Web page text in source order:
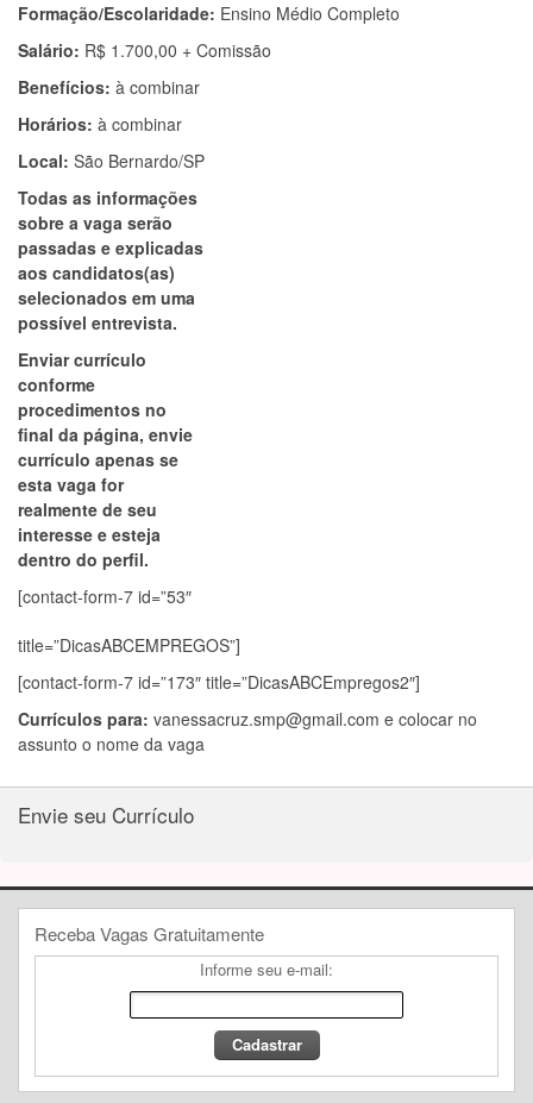
Formação/Escolaridade: Ensino Médio Completo
Salário: R$ 1.700,00 + Comissão
Benefícios: à combinar
Horários: à combinar
Local: São Bernardo/SP
Todas as informações
sobre a vaga serão
passadas e explicadas
aos candidatos(as)
selecionados em uma
possível entrevista.
Enviar currículo
conforme
procedimentos no
final da página, envie
currículo apenas se
esta vaga for
realmente de seu
interesse e esteja
dentro do perfil.
[contact-form-7 id=”53″
title=”DicasABCEMPREGOS”]
[contact-form-7 id=”173″ title=”DicasABCEmpregos2″]
Currículos para: vanessacruz.smp@gmail.com e colocar no
assunto o nome da vaga
Envie seu Currículo
Receba Vagas Gratuitamente
Informe seu e-mail: